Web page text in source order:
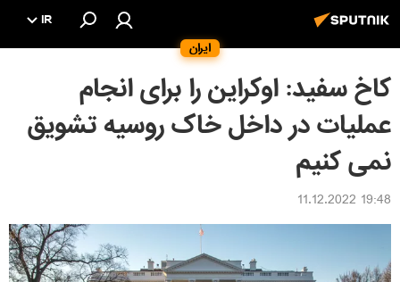
ایران
IR
کاخ سفید: اوکراین را برای انجام
عملیات در داخل خاک روسیه تشویق
نمی کنیم
19:48 11.12.2022